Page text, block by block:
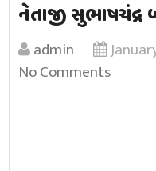
નેતાજી સુભાષચંદ્ર
admin
No Comments